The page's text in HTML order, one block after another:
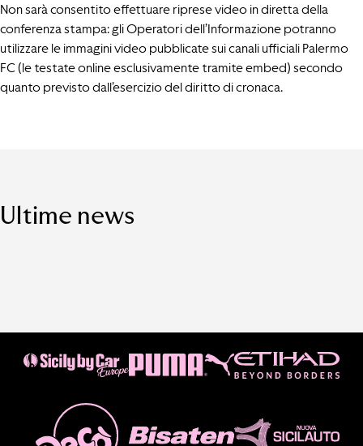
Non sarà consentito effettuare riprese video in diretta della
conferenza stampa: gli Operatori dell’Informazione potranno
utilizzare le immagini video pubblicate sui canali ufficiali Palermo
FC (le testate online esclusivamente tramite embed) secondo
quanto previsto dall’esercizio del diritto di cronaca.
Ultime news